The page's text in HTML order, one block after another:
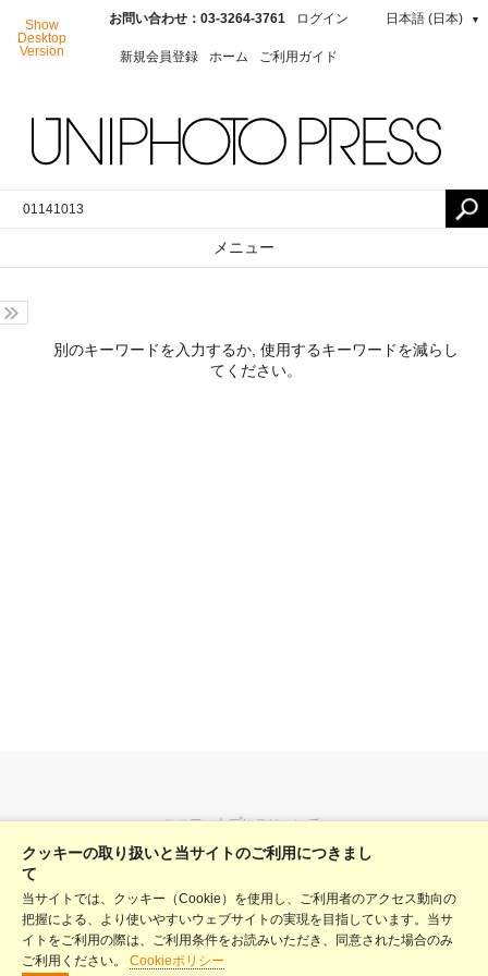
Show
Desktop
Version
お問い合わせ：03-3264-3761 ログイン
新規会員登録 ホーム ご利用ガイド
日本語 (日本) ▼
メニュー
別のキーワードを入力するか, 使用するキーワードを減らし
てください。
ユニフォトプレスについて
料金表
ヘルプ
利用規約
クッキーの取り扱いと当サイトのご利用につきまし
て
当サイトでは、クッキー（Cookie）を使用し、ご利用者のアクセス動向の
把握による、より使いやすいウェブサイトの実現を目指しています。当サ
イトをご利用の際は、ご利用条件をお読みいただき、同意された場合のみ
ご利用ください。 Cookieポリシー